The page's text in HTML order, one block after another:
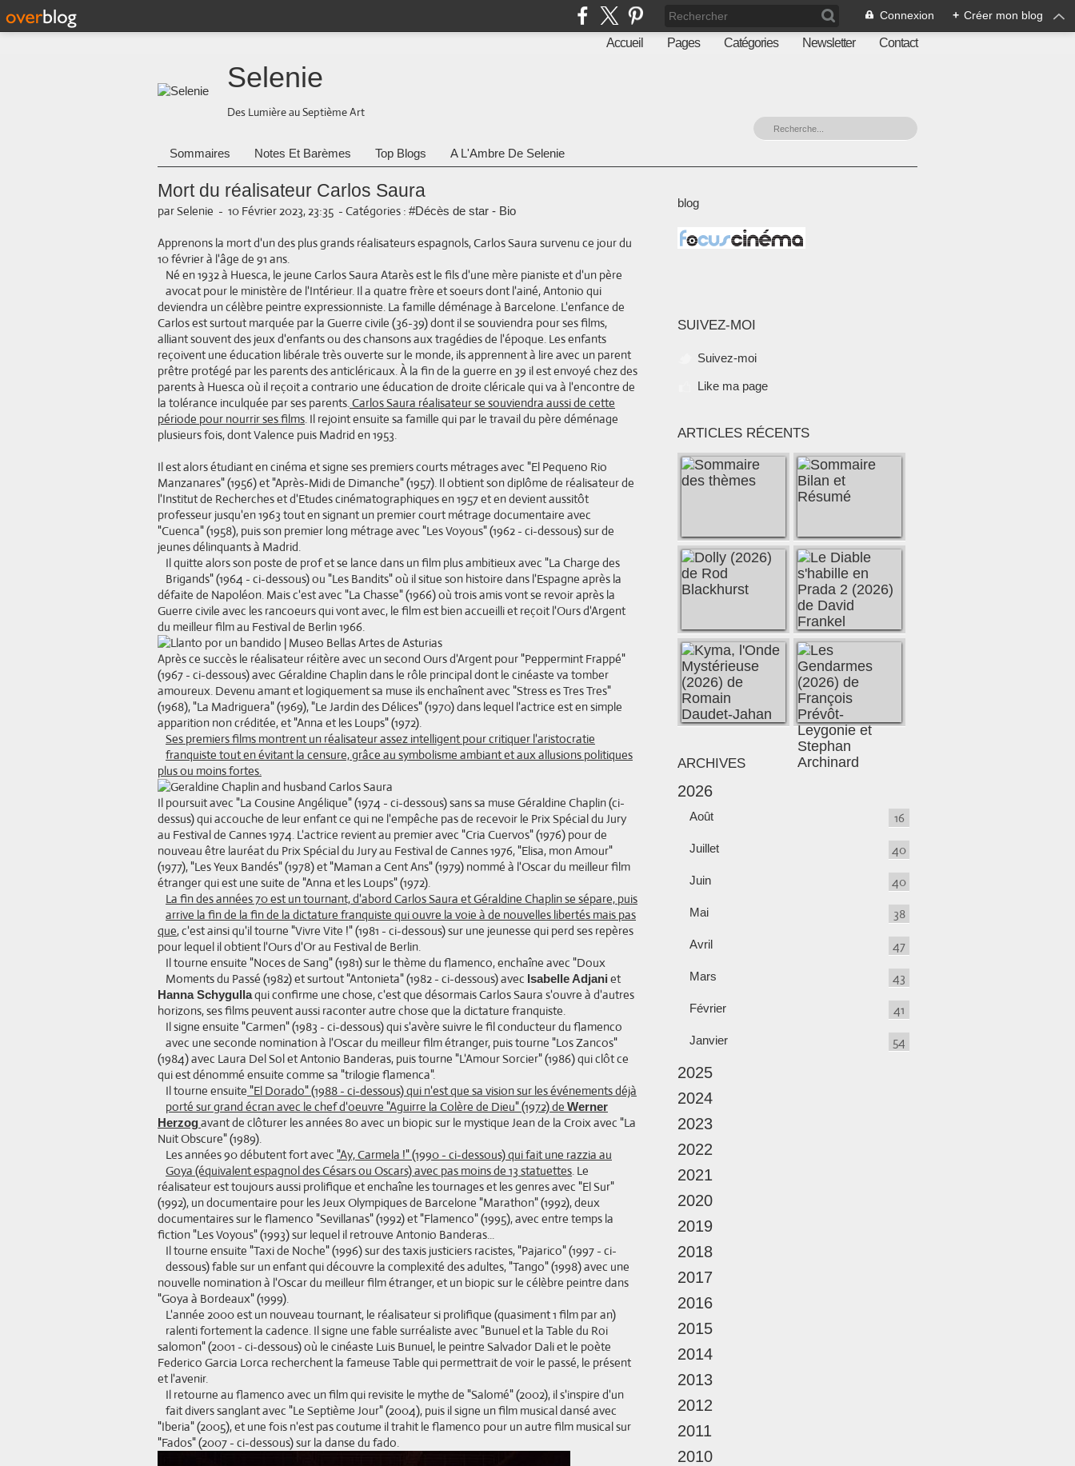
Connexion + Créer mon blog
Accueil Pages Catégories Newsletter Contact
Selenie
Des Lumière au Septième Art
Sommaires Notes Et Barèmes Top Blogs A L'Ambre De Selenie
Mort du réalisateur Carlos Saura
par Selenie - 10 Février 2023, 23:35 - Catégories : #Décès de star - Bio
Apprenons la mort d'un des plus grands réalisateurs espagnols, Carlos Saura survenu ce jour du
10 février à l'âge de 91 ans.
Né en 1932 à Huesca, le jeune Carlos Saura Atarès est le fils d'une mère pianiste et d'un père
avocat pour le ministère de l'Intérieur. Il a quatre frère et soeurs dont l'ainé, Antonio qui
deviendra un célèbre peintre expressionniste. La famille déménage à Barcelone. L'enfance de
Carlos est surtout marquée par la Guerre civile (36-39) dont il se souviendra pour ses films,
alliant souvent des jeux d'enfants ou des chansons aux tragédies de l'époque. Les enfants
reçoivent une éducation libérale très ouverte sur le monde, ils apprennent à lire avec un parent
prêtre protégé par les parents des anticléricaux. À la fin de la guerre en 39 il est envoyé chez des
parents à Huesca où il reçoit a contrario une éducation de droite cléricale qui va à l'encontre de
la tolérance inculquée par ses parents.Carlos Saura réalisateur se souviendra aussi de cette
période pour nourrir ses films. Il rejoint ensuite sa famille qui par le travail du père déménage
plusieurs fois, dont Valence puis Madrid en 1953.
Il est alors étudiant en cinéma et signe ses premiers courts métrages avec "El Pequeno Rio
Manzanares" (1956) et "Après-Midi de Dimanche" (1957). Il obtient son diplôme de réalisateur de
l'Institut de Recherches et d'Etudes cinématographiques en 1957 et en devient aussitôt
professeur jusqu'en 1963 tout en signant un premier court métrage documentaire avec
"Cuenca" (1958), puis son premier long métrage avec "Les Voyous" (1962 - ci-dessous) sur de
jeunes délinquants à Madrid.
Il quitte alors son poste de prof et se lance dans un film plus ambitieux avec "La Charge des
Brigands" (1964 - ci-dessous) ou "Les Bandits" où il situe son histoire dans l'Espagne après la
défaite de Napoléon. Mais c'est avec "La Chasse" (1966) où trois amis vont se revoir après la
Guerre civile avec les rancoeurs qui vont avec, le film est bien accueilli et reçoit l'Ours d'Argent
du meilleur film au Festival de Berlin 1966.
Après ce succès le réalisateur réitère avec un second Ours d'Argent pour "Peppermint Frappé"
(1967 - ci-dessous) avec Géraldine Chaplin dans le rôle principal dont le cinéaste va tomber
amoureux. Devenu amant et logiquement sa muse ils enchaînent avec "Stress es Tres Tres"
(1968), "La Madriguera" (1969), "Le Jardin des Délices" (1970) dans lequel l'actrice est en simple
apparition non créditée, et "Anna et les Loups" (1972).
Ses premiers films montrent un réalisateur assez intelligent pour critiquer l'aristocratie
franquiste tout en évitant la censure, grâce au symbolisme ambiant et aux allusions politiques
plus ou moins fortes.
Il poursuit avec "La Cousine Angélique" (1974 - ci-dessous) sans sa muse Géraldine Chaplin (ci-
dessus) qui accouche de leur enfant ce qui ne l'empêche pas de recevoir le Prix Spécial du Jury
au Festival de Cannes 1974. L'actrice revient au premier avec "Cria Cuervos" (1976) pour de
nouveau être lauréat du Prix Spécial du Jury au Festival de Cannes 1976, "Elisa, mon Amour"
(1977), "Les Yeux Bandés" (1978) et "Maman a Cent Ans" (1979) nommé à l'Oscar du meilleur film
étranger qui est une suite de "Anna et les Loups" (1972).
La fin des années 70 est un tournant, d'abord Carlos Saura et Géraldine Chaplin se sépare, puis
arrive la fin de la fin de la dictature franquiste qui ouvre la voie à de nouvelles libertés mais pas
que, c'est ainsi qu'il tourne "Vivre Vite !" (1981 - ci-dessous) sur une jeunesse qui perd ses repères
pour lequel il obtient l'Ours d'Or au Festival de Berlin.
Il tourne ensuite "Noces de Sang" (1981) sur le thème du flamenco, enchaîne avec "Doux
Moments du Passé (1982) et surtout "Antonieta" (1982 - ci-dessous) avec Isabelle Adjani et
Hanna Schygullaqui confirme une chose, c'est que désormais Carlos Saura s'ouvre à d'autres
horizons, ses films peuvent aussi raconter autre chose que la dictature franquiste.
Il signe ensuite "Carmen" (1983 - ci-dessous) qui s'avère suivre le fil conducteur du flamenco
avec une seconde nomination à l'Oscar du meilleur film étranger, puis tourne "Los Zancos"
(1984) avec Laura Del Sol et Antonio Banderas, puis tourne "L'Amour Sorcier" (1986) qui clôt ce
qui est dénommé ensuite comme sa "trilogie flamenca".
Il tourne ensuite "El Dorado" (1988 - ci-dessous) qui n'est que sa vision sur les événements déjà
porté sur grand écran avec le chef d'oeuvre "Aguirre la Colère de Dieu" (1972) de Werner
Herzogavant de clôturer les années 80 avec un biopic sur le mystique Jean de la Croix avec "La
Nuit Obscure" (1989).
Les années 90 débutent fort avec "Ay, Carmela !" (1990 - ci-dessous) qui fait une razzia au
Goya (équivalent espagnol des Césars ou Oscars) avec pas moins de 13 statuettes. Le
réalisateur est toujours aussi prolifique et enchaîne les tournages et les genres avec "El Sur"
(1992), un documentaire pour les Jeux Olympiques de Barcelone "Marathon" (1992), deux
documentaires sur le flamenco "Sevillanas" (1992) et "Flamenco" (1995), avec entre temps la
fiction "Les Voyous" (1993) sur lequel il retrouve Antonio Banderas...
Il tourne ensuite "Taxi de Noche" (1996) sur des taxis justiciers racistes, "Pajarico" (1997 - ci-
dessous) fable sur un enfant qui découvre la complexité des adultes, "Tango" (1998) avec une
nouvelle nomination à l'Oscar du meilleur film étranger, et un biopic sur le célèbre peintre dans
"Goya à Bordeaux" (1999).
L'année 2000 est un nouveau tournant, le réalisateur si prolifique (quasiment 1 film par an)
ralenti fortement la cadence. Il signe une fable surréaliste avec "Bunuel et la Table du Roi
salomon" (2001 - ci-dessous) où le cinéaste Luis Bunuel, le peintre Salvador Dali et le poète
Federico Garcia Lorca recherchent la fameuse Table qui permettrait de voir le passé, le présent
et l'avenir.
Il retourne au flamenco avec un film qui revisite le mythe de "Salomé" (2002), il s'inspire d'un
fait divers sanglant avec "Le Septième Jour" (2004), puis il signe un film musical dansé avec
"Iberia" (2005), et une fois n'est pas coutume il trahit le flamenco pour un autre film musical sur
"Fados" (2007 - ci-dessous) sur la danse du fado.
blog
SUIVEZ-MOI
Suivez-moi
Like ma page
ARTICLES RÉCENTS
ARCHIVES
2026
Août 16
Juillet 40
Juin 40
Mai 38
Avril 47
Mars 43
Février 41
Janvier 54
2025
2024
2023
2022
2021
2020
2019
2018
2017
2016
2015
2014
2013
2012
2011
2010